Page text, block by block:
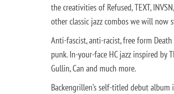
the creativities of Refused, TEXT,
other classic jazz combos we will now
Anti-fascist, anti-racist, free form
punk. In-your-face HC jazz inspired by
Gullin, Can and much more.
Backengrillen’s self-titled debut